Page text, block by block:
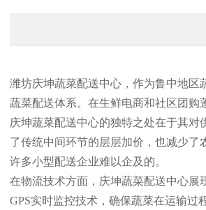
潍坊庆坤蔬菜配送中心，作为鲁中地
蔬菜配送体系。在生鲜电商和社区团
庆坤蔬菜配送中心的独特之处在于其
了传统中间环节的层层加价，也减少
许多小型配送企业难以企及的。
在物流技术方面，庆坤蔬菜配送中心
GPS实时监控技术，确保蔬菜在运输